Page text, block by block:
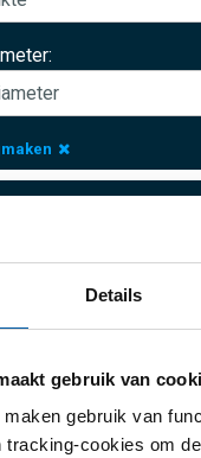
Details
gebruik van
gebruik van
tracking-cookies om
Inloggen
loggen om te